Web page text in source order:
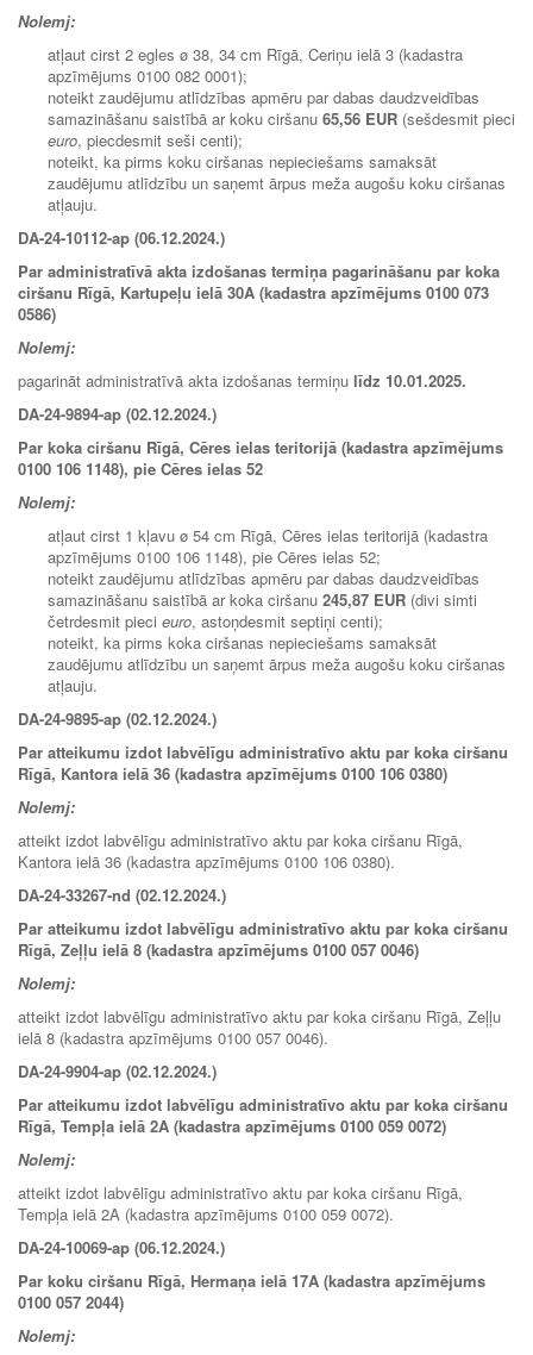
Nolemj:
atļaut cirst 2 egles ø 38, 34 cm Rīgā, Ceriņu ielā 3 (kadastra
apzīmējums 0100 082 0001);
noteikt zaudējumu atlīdzības apmēru par dabas daudzveidības
samazināšanu saistībā ar koku ciršanu 65,56 EUR (sešdesmit pieci
euro, piecdesmit seši centi);
noteikt, ka pirms koku ciršanas nepieciešams samaksāt
zaudējumu atlīdzību un saņemt ārpus meža augošu koku ciršanas
atļauju.
DA-24-10112-ap (06.12.2024.)
Par administratīvā akta izdošanas termiņa pagarināšanu par koka
ciršanu Rīgā, Kartupeļu ielā 30A (kadastra apzīmējums 0100 073
0586)
Nolemj:
pagarināt administratīvā akta izdošanas termiņu līdz 10.01.2025.
DA-24-9894-ap (02.12.2024.)
Par koka ciršanu Rīgā, Cēres ielas teritorijā (kadastra apzīmējums
0100 106 1148), pie Cēres ielas 52
Nolemj:
atļaut cirst 1 kļavu ø 54 cm Rīgā, Cēres ielas teritorijā (kadastra
apzīmējums 0100 106 1148), pie Cēres ielas 52;
noteikt zaudējumu atlīdzības apmēru par dabas daudzveidības
samazināšanu saistībā ar koka ciršanu 245,87 EUR (divi simti
četrdesmit pieci euro, astoņdesmit septiņi centi);
noteikt, ka pirms koka ciršanas nepieciešams samaksāt
zaudējumu atlīdzību un saņemt ārpus meža augošu koku ciršanas
atļauju.
DA-24-9895-ap (02.12.2024.)
Par atteikumu izdot labvēlīgu administratīvo aktu par koka ciršanu
Rīgā, Kantora ielā 36 (kadastra apzīmējums 0100 106 0380)
Nolemj:
atteikt izdot labvēlīgu administratīvo aktu par koka ciršanu Rīgā,
Kantora ielā 36 (kadastra apzīmējums 0100 106 0380).
DA-24-33267-nd (02.12.2024.)
Par atteikumu izdot labvēlīgu administratīvo aktu par koka ciršanu
Rīgā, Zeļļu ielā 8 (kadastra apzīmējums 0100 057 0046)
Nolemj:
atteikt izdot labvēlīgu administratīvo aktu par koka ciršanu Rīgā, Zeļļu
ielā 8 (kadastra apzīmējums 0100 057 0046).
DA-24-9904-ap (02.12.2024.)
Par atteikumu izdot labvēlīgu administratīvo aktu par koka ciršanu
Rīgā, Tempļa ielā 2A (kadastra apzīmējums 0100 059 0072)
Nolemj:
atteikt izdot labvēlīgu administratīvo aktu par koka ciršanu Rīgā,
Tempļa ielā 2A (kadastra apzīmējums 0100 059 0072).
DA-24-10069-ap (06.12.2024.)
Par koku ciršanu Rīgā, Hermaņa ielā 17A (kadastra apzīmējums
0100 057 2044)
Nolemj: